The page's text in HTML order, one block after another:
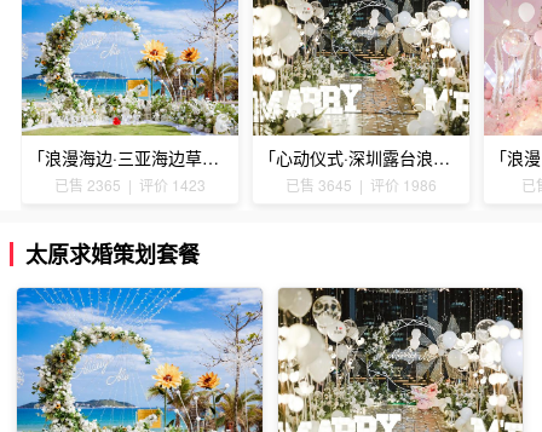
「浪漫海边·三亚海边草坪浪漫求婚」
已售 2365 | 评价 1423
「心动仪式·深圳露台浪漫求婚」
已售 3645 | 评价 1986 已
太原求婚策划套餐